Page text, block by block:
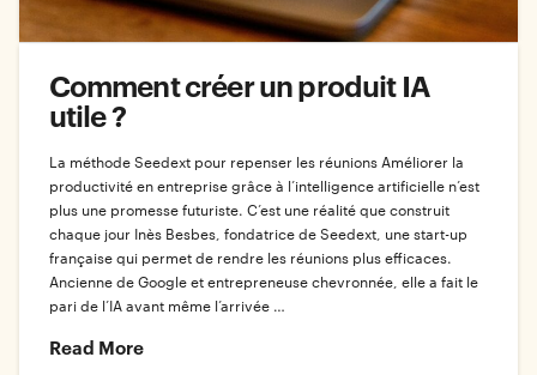
Comment créer un produit IA
utile ?
La méthode Seedext pour repenser les réunions Améliorer la
productivité en entreprise grâce à l’intelligence artificielle n’est
plus une promesse futuriste. C’est une réalité que construit
chaque jour Inès Besbes, fondatrice de Seedext, une start-up
française qui permet de rendre les réunions plus efficaces.
Ancienne de Google et entrepreneuse chevronnée, elle a fait le
pari de l’IA avant même l’arrivée …
Read More